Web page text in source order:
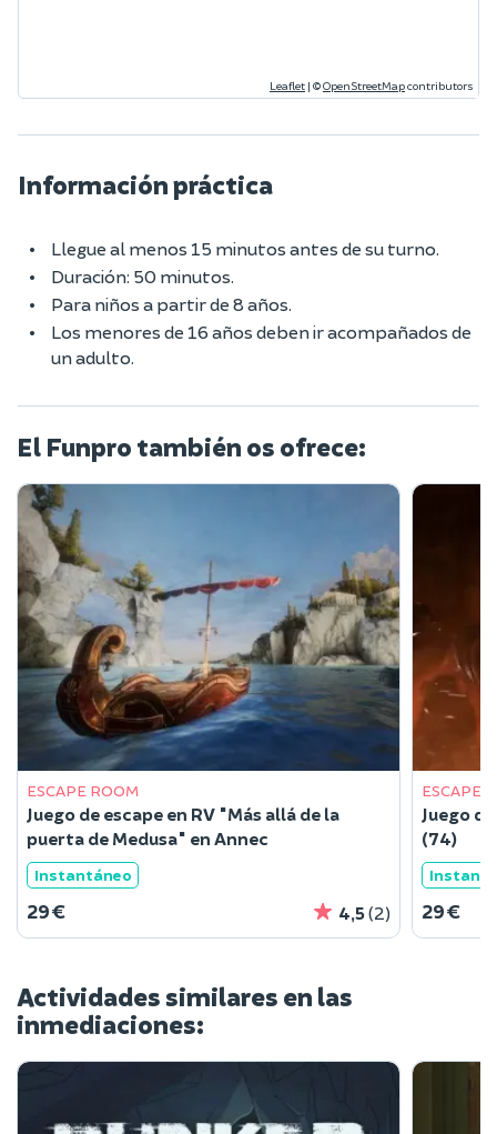
Leaflet | ©OpenStreetMapcontributors
Información práctica
Llegue al menos 15 minutos antes de su turno.
Duración: 50 minutos.
Para niños a partir de 8 años.
Los menores de 16 años deben ir acompañados de
un adulto.
El Funpro también os ofrece:
ESCAPE ROOM
Juego de escape en RV "Más allá de la
puerta de Medusa" en Annec
Instantáneo
29 € 4,5(2)
ESCAPE
Juego
(74)
29 €
Actividades similares en las
inmediaciones: